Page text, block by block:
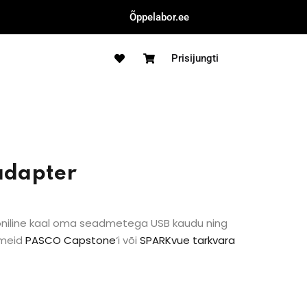
Õppelabor.ee
Prisijungti
kaal oma seadmetega USB kaudu ning
PASCO Capstone‘i või SPARKvue tarkvara